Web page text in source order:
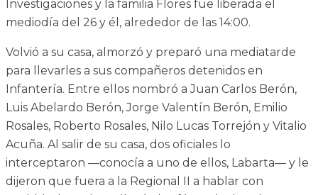
Investigaciones y la familia Flores fue liberada el
mediodía del 26 y él, alrededor de las 14:00.
Volvió a su casa, almorzó y preparó una mediatarde
para llevarles a sus compañeros detenidos en
Infantería. Entre ellos nombró a Juan Carlos Berón,
Luis Abelardo Berón, Jorge Valentín Berón, Emilio
Rosales, Roberto Rosales, Nilo Lucas Torrejón y Vitalio
Acuña. Al salir de su casa, dos oficiales lo
interceptaron —conocía a uno de ellos, Labarta— y le
dijeron que fuera a la Regional II a hablar con